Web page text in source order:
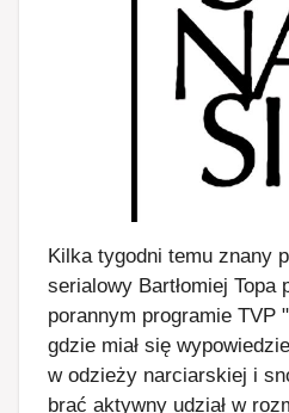
Kilka tygodni temu znany
serialowy Bartłomiej Topa
porannym programie TVP
gdzie miał się
w odzieży narciarskiej i
brać aktywny udział w